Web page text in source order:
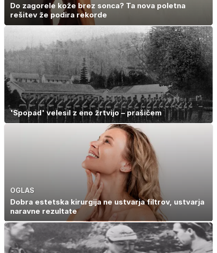
Do zagorele kože brez sonca? Ta nova poletna
rešitev že podira rekorde
'Spopad' velesil z eno žrtvijo – prašičem
OGLAS
Dobra estetska kirurgija ne ustvarja filtrov, ustvarja
naravne rezultate